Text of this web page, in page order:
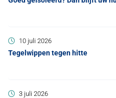
Tegelwippen tegen hitte
10 juli 2026
3 juli 2026